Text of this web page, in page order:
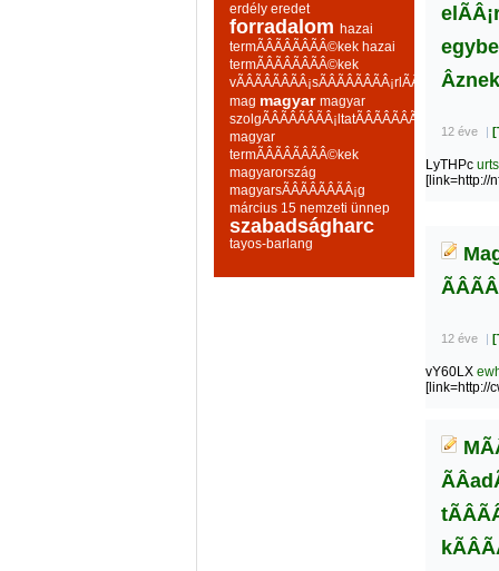
erdély eredet
forradalom hazai
termÃÂÃÂÃÂÃÂ©kek hazai
termÃÂÃÂÃÂÃÂ©kek
vÃÂÃÂÃÂÃÂ¡sÃÂÃÂÃÂÃÂ¡rlÃÂÃÂÃÂÃÂ¡sa
mag magyar magyar
szolgÃÂÃÂÃÂÃÂ¡ltatÃÂÃÂÃÂÃÂ¡sok
magyar
termÃÂÃÂÃÂÃÂ©kek
magyarország
magyarsÃÂÃÂÃÂÃÂ¡g
március 15 nemzeti ünnep
szabadságharc
tayos-barlang
12 éve |
LyTHPc
[link=http://
12 éve |
vY60LX
[link=http://